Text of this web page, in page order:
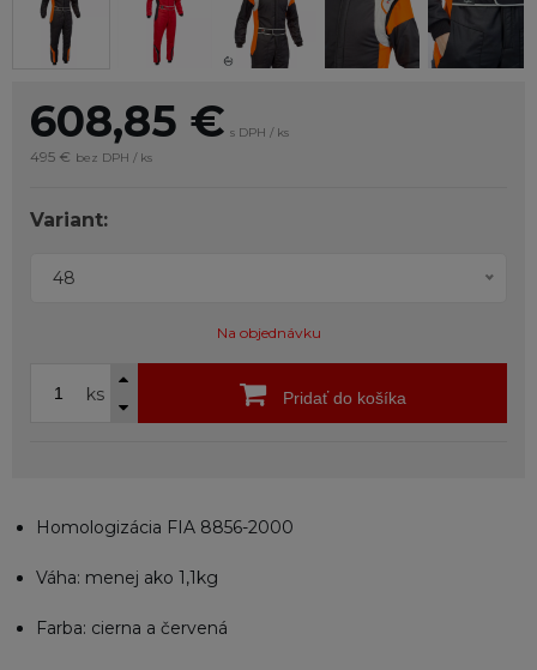
608,85 € s DPH / ks
495 € bez DPH / ks
Variant:
48
Na objednávku
ks Pridať do košíka
Homologizácia FIA 8856-2000
Váha: menej ako 1,1kg
Farba: cierna a červená